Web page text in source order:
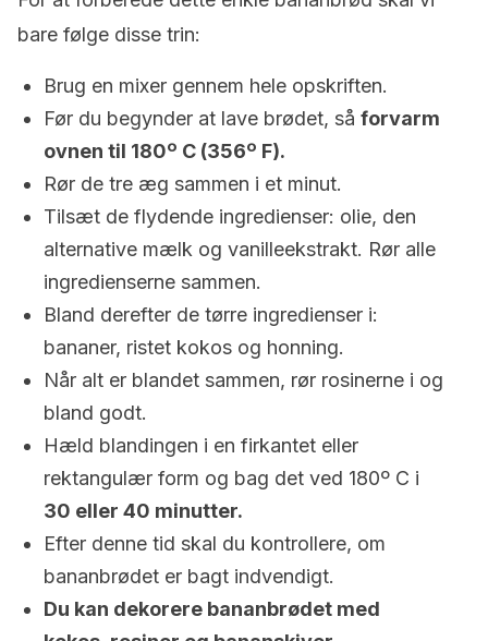
bare følge disse trin:
Brug en mixer gennem hele opskriften.
Før du begynder at lave brødet, så forvarm
ovnen til 180º C (356º F).
Rør de tre æg sammen i et minut.
Tilsæt de flydende ingredienser: olie, den
alternative mælk og vanilleekstrakt. Rør alle
ingredienserne sammen.
Bland derefter de tørre ingredienser i:
bananer, ristet kokos og honning.
Når alt er blandet sammen, rør rosinerne i og
bland godt.
Hæld blandingen i en firkantet eller
rektangulær form og bag det ved 180º C i
30 eller 40 minutter.
Efter denne tid skal du kontrollere, om
bananbrødet er bagt indvendigt.
Du kan dekorere bananbrødet med